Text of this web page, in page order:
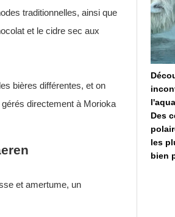
traditionnelles, ainsi que
et le cidre sec aux
bières différentes, et on
directement à Morioka
et amertume, un
Des
les
bien